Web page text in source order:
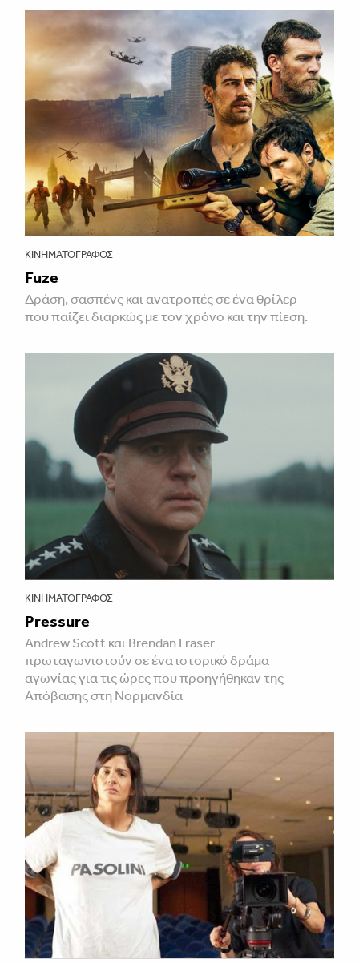
ΚΙΝΗΜΑΤΟΓΡΆΦΟΣ
Fuze
Δράση, σασπένς και ανατροπές σε ένα θρίλερ
που παίζει διαρκώς με τον χρόνο και την πίεση.
ΚΙΝΗΜΑΤΟΓΡΆΦΟΣ
Pressure
Andrew Scott και Brendan Fraser
πρωταγωνιστούν σε ένα ιστορικό δράμα
αγωνίας για τις ώρες που προηγήθηκαν της
Απόβασης στη Νορμανδία